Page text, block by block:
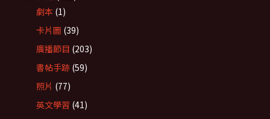
劇本 (1)
卡片圖 (39)
廣播節目 (203)
書帖手跡 (59)
照片 (77)
英文學習 (41)